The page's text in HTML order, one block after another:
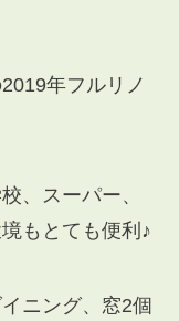
年フルリノ
、スーパー、
もとても便利♪
ニング、窓2個